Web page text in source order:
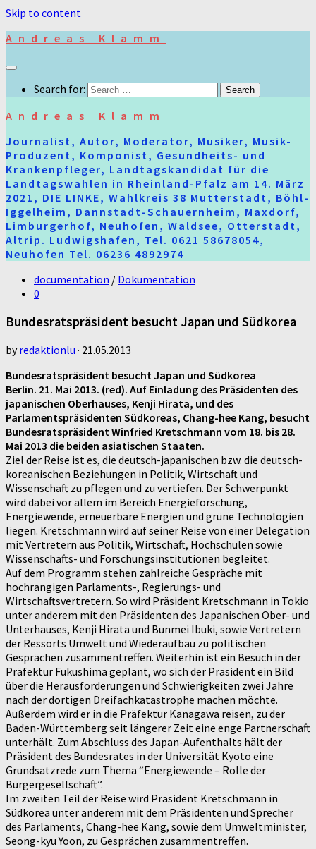
Skip to content
Andreas Klamm
Search for:
Andreas Klamm
Journalist, Autor, Moderator, Musiker, Musik-
Produzent, Komponist, Gesundheits- und
Krankenpfleger, Landtagskandidat für die
Landtagswahlen in Rheinland-Pfalz am 14. März
2021, DIE LINKE, Wahlkreis 38 Mutterstadt, Böhl-
Iggelheim, Dannstadt-Schauernheim, Maxdorf,
Limburgerhof, Neuhofen, Waldsee, Otterstadt,
Altrip. Ludwigshafen, Tel. 0621 58678054,
Neuhofen Tel. 06236 4892974
documentation / Dokumentation
0
Bundesratspräsident besucht Japan und Südkorea
byredaktionlu · 21.05.2013
Bundesratspräsident besucht Japan und Südkorea
Berlin. 21. Mai 2013. (red). Auf Einladung des Präsidenten des
japanischen Oberhauses, Kenji Hirata, und des
Parlamentspräsidenten Südkoreas, Chang-hee Kang, besucht
Bundesratspräsident Winfried Kretschmann vom 18. bis 28.
Mai 2013 die beiden asiatischen Staaten.
Ziel der Reise ist es, die deutsch-japanischen bzw. die deutsch-
koreanischen Beziehungen in Politik, Wirtschaft und
Wissenschaft zu pflegen und zu vertiefen. Der Schwerpunkt
wird dabei vor allem im Bereich Energieforschung,
Energiewende, erneuerbare Energien und grüne Technologien
liegen. Kretschmann wird auf seiner Reise von einer Delegation
mit Vertretern aus Politik, Wirtschaft, Hochschulen sowie
Wissenschafts- und Forschungsinstitutionen begleitet.
Auf dem Programm stehen zahlreiche Gespräche mit
hochrangigen Parlaments-, Regierungs- und
Wirtschaftsvertretern. So wird Präsident Kretschmann in Tokio
unter anderem mit den Präsidenten des Japanischen Ober- und
Unterhauses, Kenji Hirata und Bunmei Ibuki, sowie Vertretern
der Ressorts Umwelt und Wiederaufbau zu politischen
Gesprächen zusammentreffen. Weiterhin ist ein Besuch in der
Präfektur Fukushima geplant, wo sich der Präsident ein Bild
über die Herausforderungen und Schwierigkeiten zwei Jahre
nach der dortigen Dreifachkatastrophe machen möchte.
Außerdem wird er in die Präfektur Kanagawa reisen, zu der
Baden-Württemberg seit längerer Zeit eine enge Partnerschaft
unterhält. Zum Abschluss des Japan-Aufenthalts hält der
Präsident des Bundesrates in der Universität Kyoto eine
Grundsatzrede zum Thema “Energiewende – Rolle der
Bürgergesellschaft”.
Im zweiten Teil der Reise wird Präsident Kretschmann in
Südkorea unter anderem mit dem Präsidenten und Sprecher
des Parlaments, Chang-hee Kang, sowie dem Umweltminister,
Seong-kyu Yoon, zu Gesprächen zusammentreffen.